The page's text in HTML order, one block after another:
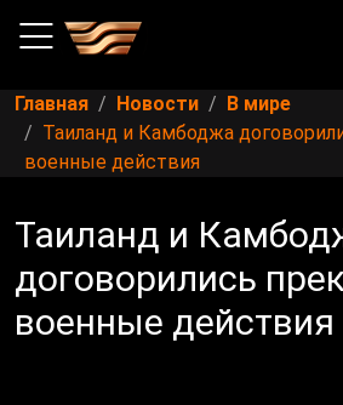
Главная Новости
В мире
Таиланд и Камбоджа
военные действия
Таиланд и
договорились
военные действия